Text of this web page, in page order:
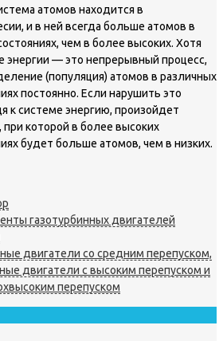
атомов находится в
и в ней всегда больше атомов в
чем в более высоких. Хотя
энергии — это непрерывный процесс,
(популяция) атомов в различных
постоянно. Если нарушить это
к системе энергию, произойдет
при которой в более высоких
будет больше атомов, чем в низких.
газотурбинных двигателей
двигатели со средним перепуском,
двигатели с высоким перепуском и
перепуском